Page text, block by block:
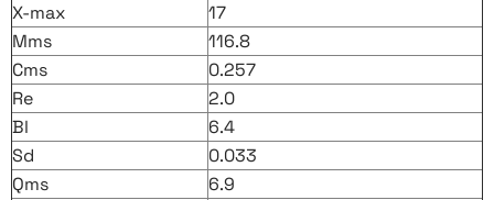
X-max
17
Mms
116.8
Cms
0.257
Re
2.0
Bl
6.4
Sd
0.033
Qms
6.9